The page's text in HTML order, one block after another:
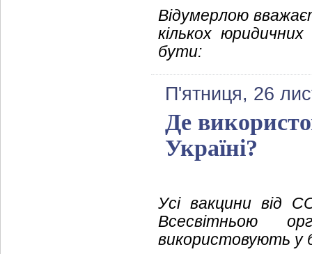
Відумерлою
кількох
бути:
П'ятниця, 26
Де
Україні?
Усі вакцини від
Всесвітньою
використовують у